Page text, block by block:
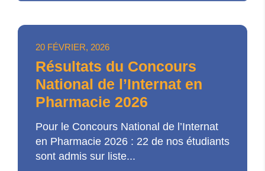
20 FÉVRIER, 2026
Résultats du Concours
National de l’Internat en
Pharmacie 2026
Pour le Concours National de l’Internat
en Pharmacie 2026 : 22 de nos étudiants
sont admis sur liste...